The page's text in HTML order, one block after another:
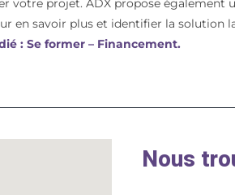
votre projet. ADX propose également
en savoir plus et identifier la solution
: Se former – Financement.
Nous